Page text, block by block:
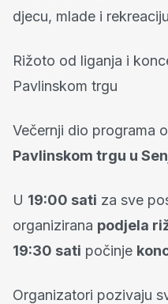
djecu, mlade i
Rižoto od liganja i
Pavlinskom trgu
Večernji dio programa
Pavlinskom trgu u
U 19:00 sati za sve
organizirana podjela
19:30 sati počinje
Organizatori pozivaju